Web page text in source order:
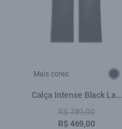
Mais cores:
Calça Intense Black Lav.
Black
R$ 789,00
R$ 469,00